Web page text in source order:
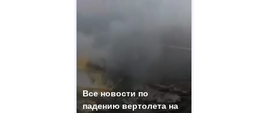
Все новости по
падению вертолета на